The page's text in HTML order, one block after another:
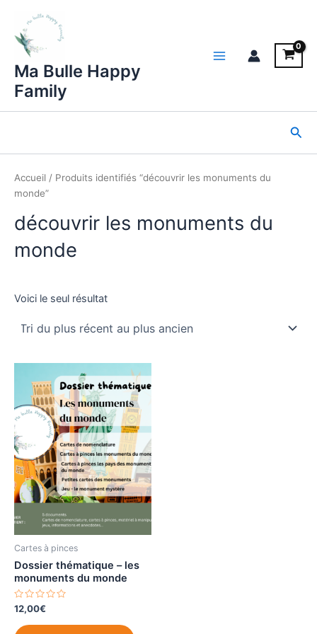
contenu
Ma Bulle Happy
Family
Accueil / Produits identifiés “découvrir les monuments du
monde”
découvrir les monuments du
monde
Voici le seul résultat
Cartes à pinces
Dossier thématique – les
monuments du monde
N
o
e
12,00€